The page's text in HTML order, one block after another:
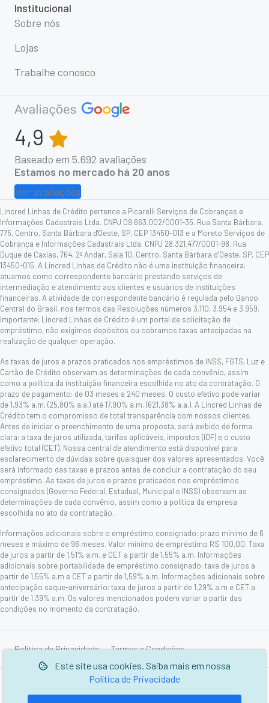
Este site usa cookies. Saiba mais em nossa
Política de Privacidade
Institucional
Sobre nós
Lojas
Trabalhe conosco
4,9
Baseado em 5.692 avaliações
Estamos no mercado há 20 anos
Ver avaliações
Lincred Linhas de Crédito pertence a Picarelli Serviços de Cobranças e
Informações Cadastrais Ltda. CNPJ 09.663.002/0001-35. Rua Santa Bárbara,
775, Centro, Santa Bárbara d'Oeste, SP, CEP 13450-013 e a Moreto Serviços de
Cobrança e Informações Cadastrais Ltda. CNPJ 28.321.477/0001-98. Rua
Duque de Caxias, 764, 2º Andar, Sala 10, Centro, Santa Bárbara d’Oeste, SP, CEP
13450-015. A Lincred Linhas de Crédito não é uma instituição financeira:
atuamos como correspondente bancário prestando serviços de
intermediação e atendimento aos clientes e usuários de instituições
financeiras. A atividade de correspondente bancário é regulada pelo Banco
Central do Brasil, nos termos das Resoluções números 3.110, 3.954 e 3.959.
Importante: Lincred Linhas de Crédito é um portal de solicitação de
empréstimo, não exigimos depósitos ou cobramos taxas antecipadas na
realização de qualquer operação.
As taxas de juros e prazos praticados nos empréstimos de INSS, FGTS, Luz e
Cartão de Crédito observam as determinações de cada convênio, assim
como a política da instituição financeira escolhida no ato da contratação. O
prazo de pagamento: de 03 meses a 240 meses. O custo efetivo pode variar
de 1,93% a.m. (25,80% a.a.) até 17,90% a.m. (621,38% a.a.). A Lincred Linhas de
Crédito tem o compromisso de total transparência com nossos clientes.
Antes de iniciar o preenchimento de uma proposta, será exibido de forma
clara: a taxa de juros utilizada, tarifas aplicáveis, impostos (IOF) e o custo
efetivo total (CET). Nossa central de atendimento está disponível para
esclarecimento de dúvidas sobre quaisquer dos valores apresentados. Você
será informado das taxas e prazos antes de concluir a contratação do seu
empréstimo. As taxas de juros e prazos praticados nos empréstimos
consignados (Governo Federal, Estadual, Municipal e INSS) observam as
determinações de cada convênio, assim como a política da empresa
escolhida no ato da contratação.
Informações adicionais sobre o empréstimo consignado: prazo mínimo de 6
meses e máximo de 96 meses. Valor mínimo de empréstimo R$ 100,00. Taxa
de juros a partir de 1,51% a.m. e CET a partir de 1,55% a.m. Informações
adicionais sobre portabilidade de empréstimo consignado: taxa de juros a
partir de 1,55% a.m e CET a partir de 1,59% a.m. Informações adicionais sobre
antecipação saque-aniversário: taxa de juros a partir de 1,29% a.m e CET a
partir de 1,39% a.m. Os valores mencionados podem variar a partir das
condições no momento da contratação.
Política de Privacidade Termos e Condições